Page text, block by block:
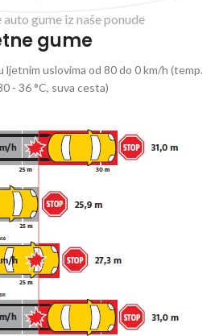
gume iz naše ponude
gume
uslovima od 80 do 0 km/h (temp.
- 36 °C, suva cesta)